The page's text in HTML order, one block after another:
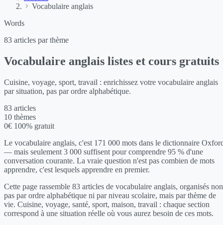
Vocabulaire anglais
Words
83 articles par thème
Vocabulaire anglais listes et cours gratuits
Cuisine, voyage, sport, travail : enrichissez votre vocabulaire anglais
par situation, pas par ordre alphabétique.
83 articles
10 thèmes
0€ 100% gratuit
Le vocabulaire anglais, c'est 171 000 mots dans le dictionnaire
— mais seulement 3 000 suffisent pour comprendre 95 % d'une
conversation courante. La vraie question n'est pas combien de mots
apprendre, c'est lesquels apprendre en premier.
Cette page rassemble 83 articles de vocabulaire anglais, organisés non
pas par ordre alphabétique ni par niveau scolaire, mais par thème de
vie. Cuisine, voyage, santé, sport, maison, travail : chaque section
correspond à une situation réelle où vous aurez besoin de ces mots.